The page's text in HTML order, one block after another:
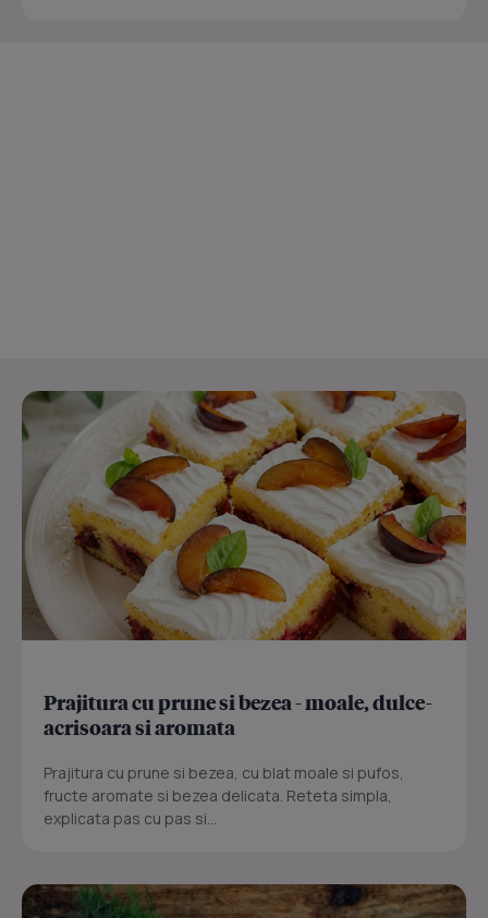
Prajitura cu prune si bezea - moale, dulce-
acrisoara si aromata
Prajitura cu prune si bezea, cu blat moale si pufos,
fructe aromate si bezea delicata. Reteta simpla,
explicata pas cu pas si...